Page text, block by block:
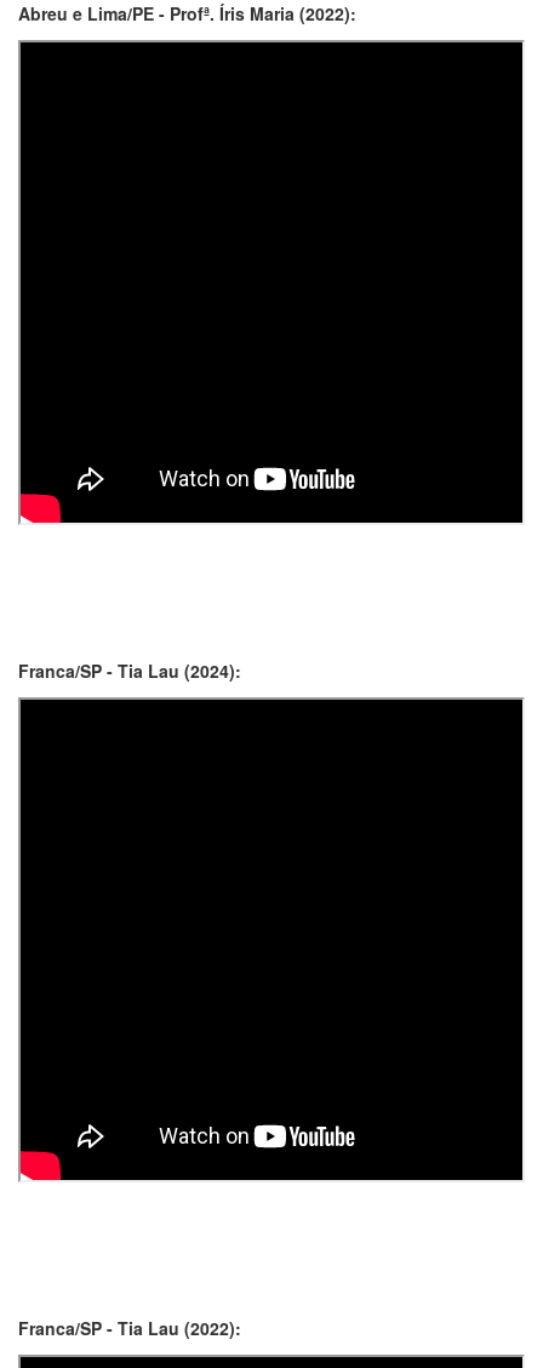
Abreu e Lima/PE - Profª. Íris Maria (2022):
Franca/SP - Tia Lau (2024):
Franca/SP - Tia Lau (2022):